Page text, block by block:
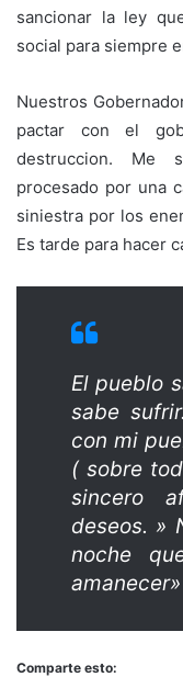
sancionar la ley
social para siempre
Nuestros
pactar con el
destruccion. Me
procesado por una
siniestra por los
Es tarde para hacer
El pueblo
sabe
con mi
( sobre
sincero
deseos. »
noche
amanecer»
Comparte esto: